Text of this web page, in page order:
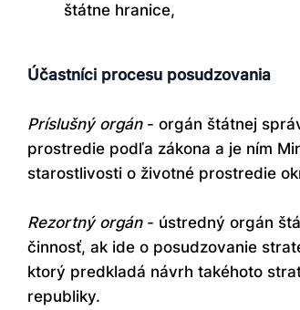
štátne hranice,
Účastníci procesu posudzovania
Príslušný orgán- orgán štátnej
prostredie podľa zákona a je ním
starostlivosti o životné prostredie
Rezortný orgán- ústredný orgán
činnosť, ak ide o posudzovanie
ktorý predkladá návrh takéhoto
republiky.